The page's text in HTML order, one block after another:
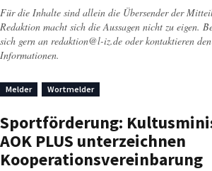
Für die Inhalte sind allein die Übersender der
Redaktion macht sich die Aussagen nicht zu eigen.
sich gern an redaktion@l-iz.de oder kontaktieren
Informationen.
Melder Wortmelder
Sportförderung:
AOK PLUS unterzeichnen
Kooperationsvereinbarung